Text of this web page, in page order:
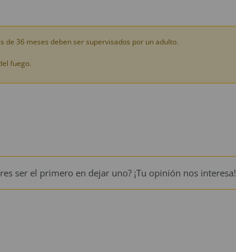
de 36 meses deben ser supervisados por un adulto.
fuego.
ser el primero en dejar uno? ¡Tu opinión nos interesa!